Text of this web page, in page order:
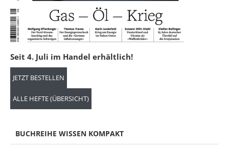
Seit 4. Juli im Handel erhältlich!
JETZT BESTELLEN
ALLE HEFTE (ÜBERSICHT)
BUCHREIHE WISSEN KOMPAKT